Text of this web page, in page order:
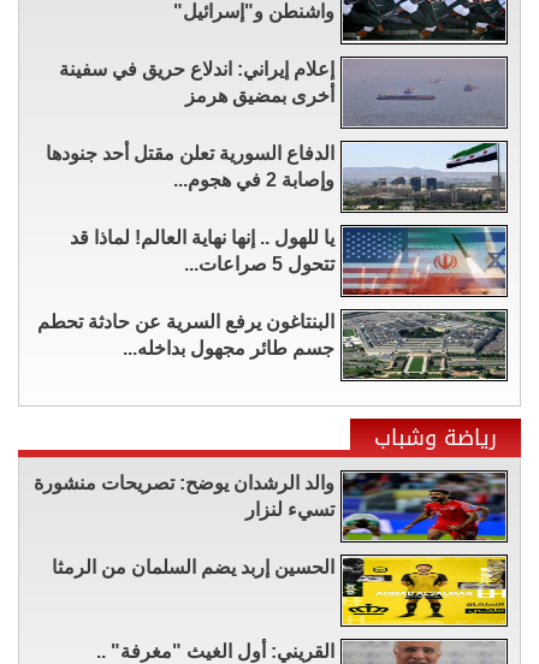
واشنطن و"إسرائيل"
إعلام إيراني: اندلاع حريق في سفينة
أخرى بمضيق هرمز
الدفاع السورية تعلن مقتل أحد جنودها
وإصابة 2 في هجوم...
يا للهول .. إنها نهاية العالم! لماذا قد
تتحول 5 صراعات...
البنتاغون يرفع السرية عن حادثة تحطم
جسم طائر مجهول بداخله...
رياضة وشباب
والد الرشدان يوضح: تصريحات منشورة
تسيء لنزار
الحسين إربد يضم السلمان من الرمثا
القريني: أول الغيث "مغرفة" ..